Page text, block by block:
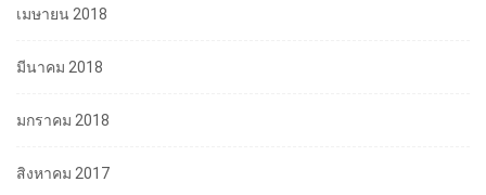
เมษายน 2018
มีนาคม 2018
มกราคม 2018
สิงหาคม 2017